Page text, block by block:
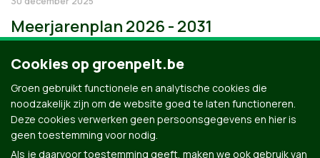
Meerjarenplan 2026 - 2031
Cookies op groenpelt.be
Groen gebruikt functionele en analytische cookies die
noodzakelijk zijn om de website goed te laten functioneren.
Deze cookies verwerken geen persoonsgegevens en hier is
geen toestemming voor nodig.
Als je daarvoor toestemming geeft, maken we ook gebruik van